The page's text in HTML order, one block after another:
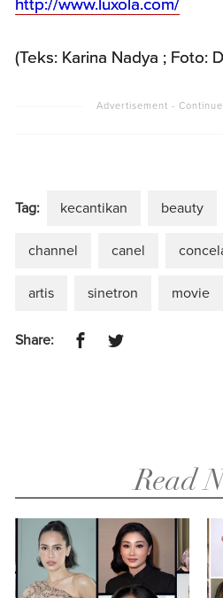
http://www.luxola.com/
(Teks: Karina Nadya ; Foto:
Tag: kecantikan beauty
channel canel
artis sinetron movie
Share:
Read